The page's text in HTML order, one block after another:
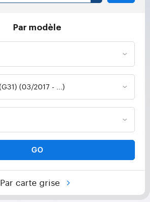
Par modèle
GO
Par carte grise